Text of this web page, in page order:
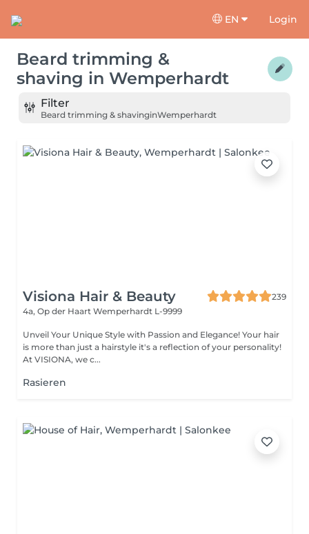
EN Login
Beard trimming &
shaving in Wemperhardt
Filter
Beard trimming & shavinginWemperhardt
Visiona Hair & Beauty
239
4a, Op der Haart Wemperhardt L-9999
Unveil Your Unique Style with Passion and Elegance! Your hair
is more than just a hairstyle it's a reflection of your personality!
At VISIONA, we c...
Rasieren